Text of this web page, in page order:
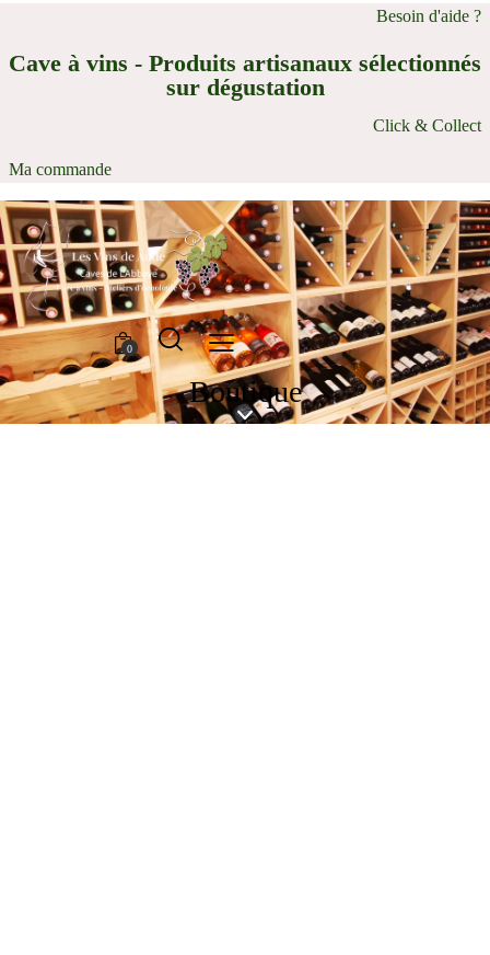
Besoin d'aide ?
Cave à vins - Produits artisanaux sélectionnés
sur dégustation
Click & Collect
Ma commande
0
Boutique